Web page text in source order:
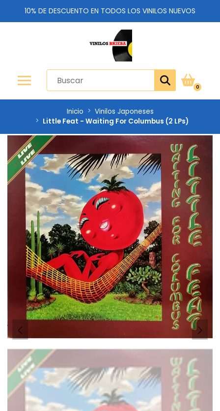
10% DE DESCUENTO EN TODOS LOS VINILOS NUEVOS
0
Inicio
Vinilos Japoneses
Little Feat - Waiting For Columbus (2 LPs)